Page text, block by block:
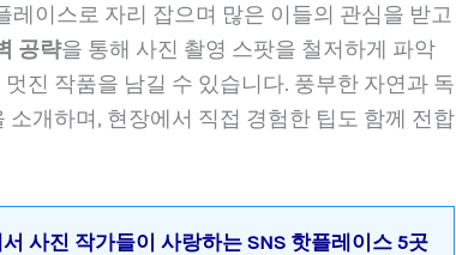
레이스로 자리 잡으며 많은 이들의 관심을 받고
공략을 통해 사진 촬영 스팟을 철저하게 파악
진 작품을 남길 수 있습니다. 풍부한 자연과 독
개하며, 현장에서 직접 경험한 팁도 함께 전합
사진 작가들이 사랑하는 SNS 핫플레이스 5곳